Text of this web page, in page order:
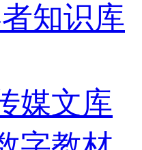
知识库
媒文库